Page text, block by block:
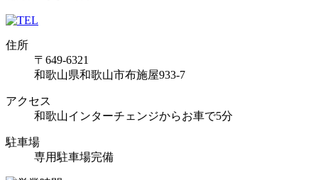
住所
〒649-6321
和歌山県和歌山市布施屋933-7
アクセス
和歌山インターチェンジからお車で5分
駐車場
専用駐車場完備